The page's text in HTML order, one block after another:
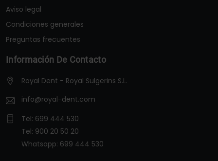
Aviso legal
Condiciones generales
Preguntas frecuentes
Información De Contacto
Royal Dent - Royal Sulgerins S.L.
info@royal-dent.com
Tel: 699 444 530
Tel: 900 20 50 20
Whatsapp: 699 444 530